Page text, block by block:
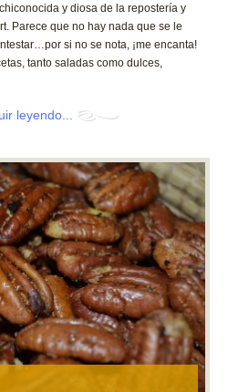
y diosa de la repostería y
Parece que no hay nada que se le
si no se nota, ¡me encanta!
tanto saladas como dulces,
leyendo...